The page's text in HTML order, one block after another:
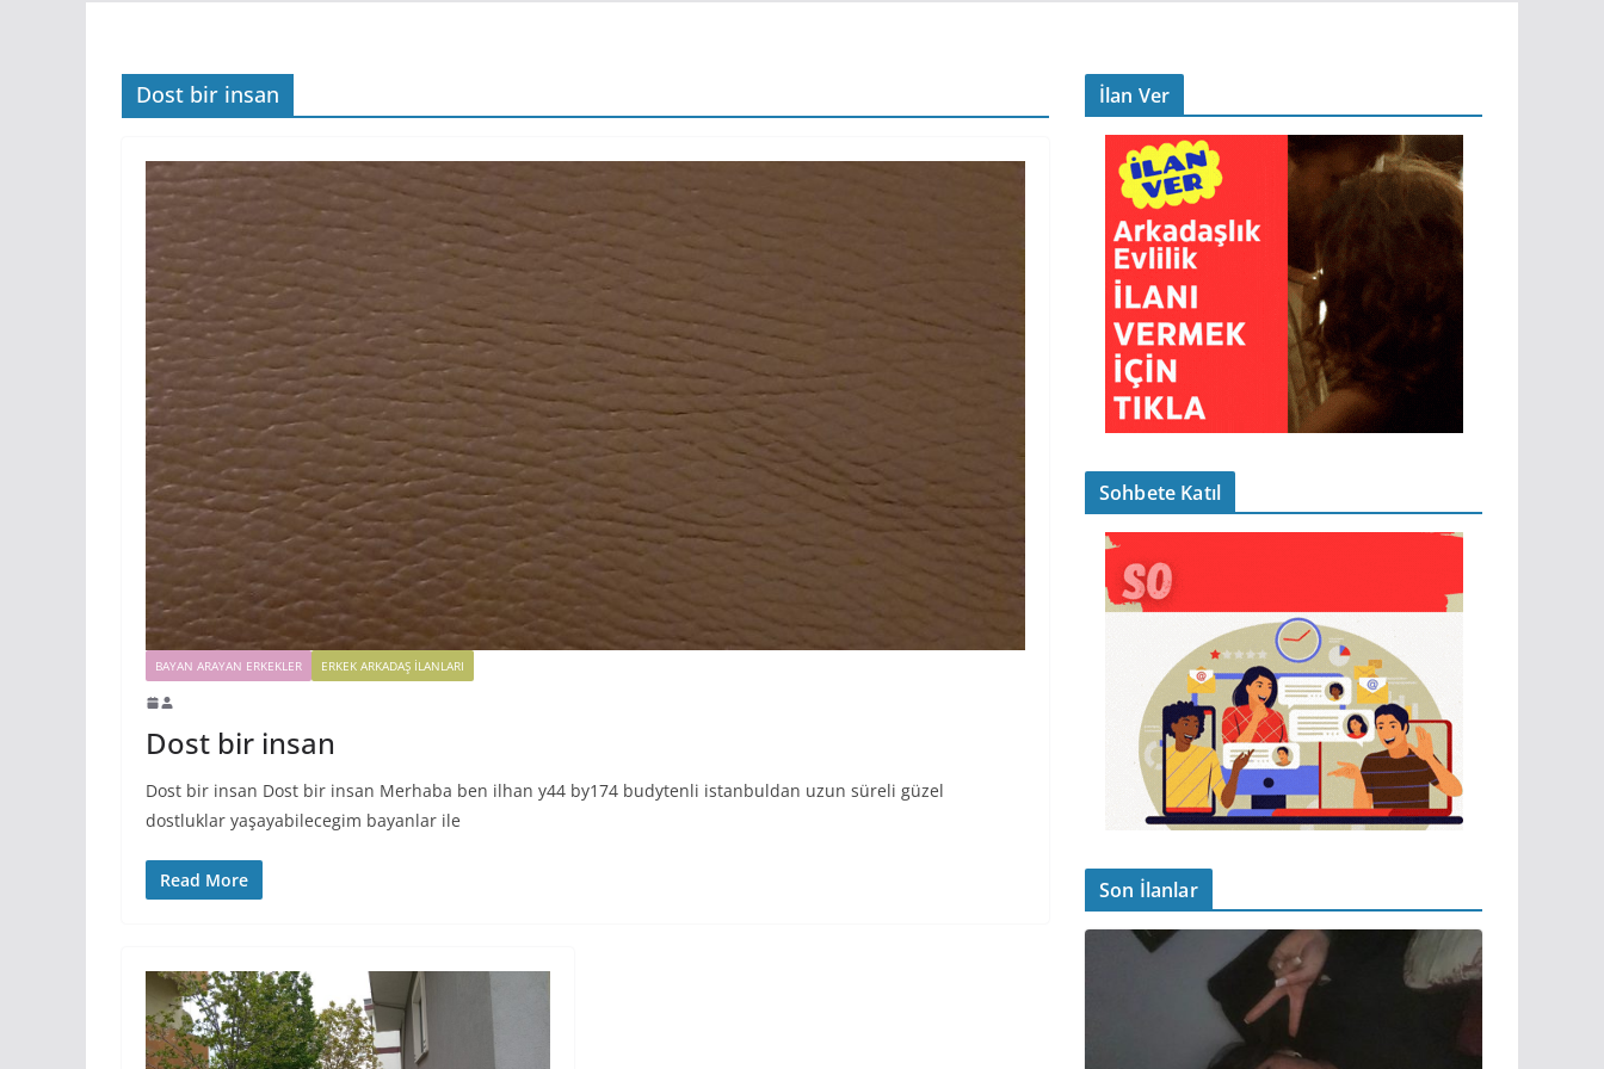
Dost bir insan
BAYAN ARAYAN ERKEKLER ERKEK ARKADAŞ ILANLARI
Dost bir insan
Dost bir insan Dost bir insan Merhaba ben ilhan y44 by174 budytenli istanbuldan uzun süreli güzel
dostluklar yaşayabilecegim bayanlar ile
Read More
İlan Ver
Sohbete Katıl
Son İlanlar